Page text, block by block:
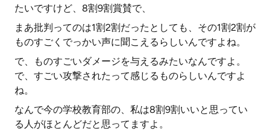
たいですけど、8割9割賞賛で、
まあ批判ってのは1割2割だったとしても、その1割2割が
ものすごくでっかい声に聞こえるらしいんですよね。
で、ものすごいダメージを与えるみたいなんですよ。
で、すごい攻撃されたって感じるものらしいんですよ
ね。
なんで今の学校教育部の、私は8割9割いいと思ってい
る人がほとんどだと思ってますよ。